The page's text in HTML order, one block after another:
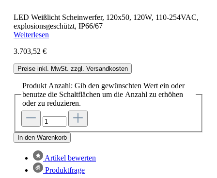
LED Weißlicht Scheinwerfer, 120x50, 120W, 110-254VAC,
explosionsgeschützt, IP66/67
Weiterlesen
3.703,52 €
Preise inkl. MwSt. zzgl. Versandkosten
Produkt Anzahl: Gib den gewünschten Wert ein oder
benutze die Schaltflächen um die Anzahl zu erhöhen
oder zu reduzieren.
In den Warenkorb
Artikel bewerten
Produktfrage